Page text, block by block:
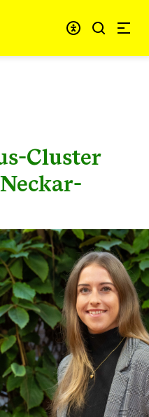
Cluster